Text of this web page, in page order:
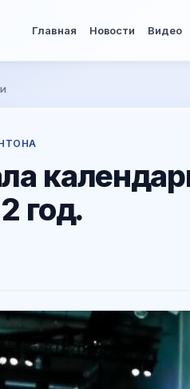
Главная Новости Видео
год.